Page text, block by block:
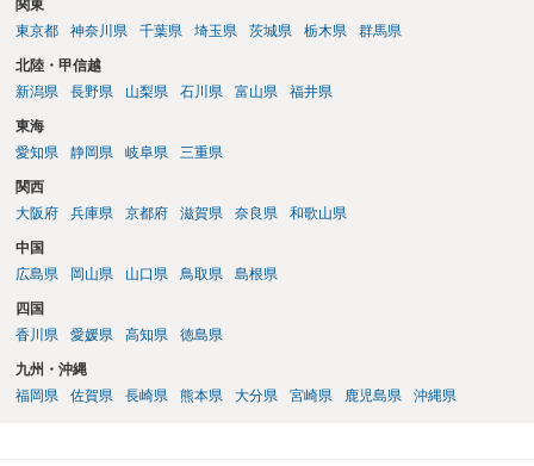
関東
東京都
神奈川県 千葉県 埼玉県 茨城県 栃木県 群馬県
北陸・甲信越
新潟県
長野県 山梨県 石川県 富山県 福井県
東海
愛知県
静岡県 岐阜県 三重県
関西
大阪府
兵庫県 京都府 滋賀県 奈良県 和歌山県
中国
広島県
岡山県 山口県 鳥取県 島根県
四国
香川県
愛媛県 高知県 徳島県
九州・沖縄
福岡県
佐賀県 長崎県 熊本県 大分県 宮崎県 鹿児島県 沖縄県